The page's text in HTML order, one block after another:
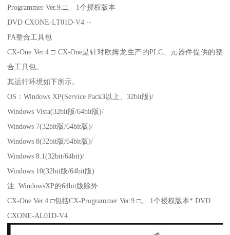
Programmer Ver.9.□。 1个授权版本
DVD CXONE-LT01D-V4 --
FA整合工具包
CX-One Ver.4.□ CX-One是针对欧姆龙生产的PLC、元器件提供的整
合工具包。
其运行环境如下所示。
OS：Windows XP(Service Pack3以上、32bit版)/
Windows Vista(32bit版/64bit版)/
Windows 7(32bit版/64bit版)/
Windows 8(32bit版/64bit版)/
Windows 8.1(32bit/64bit)/
Windows 10(32bit版/64bit版)
注. WindowsXP的64bit版除外
CX-One Ver.4.□包括CX-Programmer Ver.9.□。 1个授权版本* DVD
CXONE-AL01D-V4